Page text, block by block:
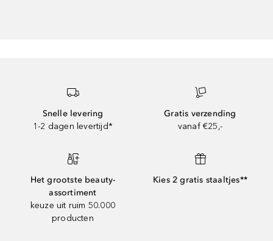
Snelle levering
1-2 dagen levertijd*
Gratis verzending
vanaf €25,-
Het grootste beauty-
assortiment
keuze uit ruim 50.000
producten
Kies 2 gratis staaltjes**